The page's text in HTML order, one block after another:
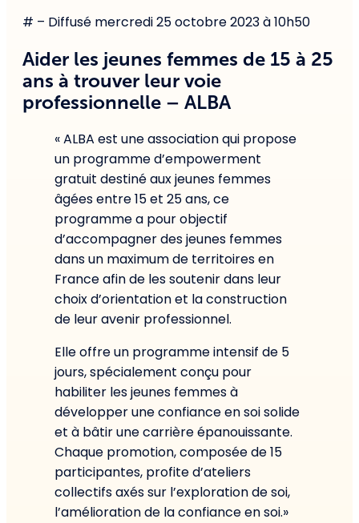
# – Diffusé mercredi 25 octobre 2023 à 10h50
Aider les jeunes femmes de 15 à 25
ans à trouver leur voie
professionnelle – ALBA
« ALBA est une association qui propose
un programme d’empowerment
gratuit destiné aux jeunes femmes
âgées entre 15 et 25 ans, ce
programme a pour objectif
d’accompagner des jeunes femmes
dans un maximum de territoires en
France afin de les soutenir dans leur
choix d’orientation et la construction
de leur avenir professionnel.
Elle offre un programme intensif de 5
jours, spécialement conçu pour
habiliter les jeunes femmes à
développer une confiance en soi solide
et à bâtir une carrière épanouissante.
Chaque promotion, composée de 15
participantes, profite d’ateliers
collectifs axés sur l’exploration de soi,
l’amélioration de la confiance en soi.»